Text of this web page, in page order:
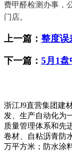
费甲醛检测办事，
门店。
上一篇： 整度误
下一篇： 5月1盘
浙江J9直营集团建
发、生产自动化为
质量管理体系和先
卷材、自粘沥青防
万平方米；防水涂